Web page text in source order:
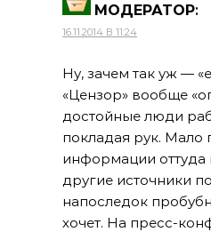
МОДЕРАТОР:
16.11.2014 В 11:24
Ну, зачем так уж —
«Цензор» вообще
достойные люди
покладая рук. Мало
информации оттуда
другие источники
напоследок
хочет. На пресс-